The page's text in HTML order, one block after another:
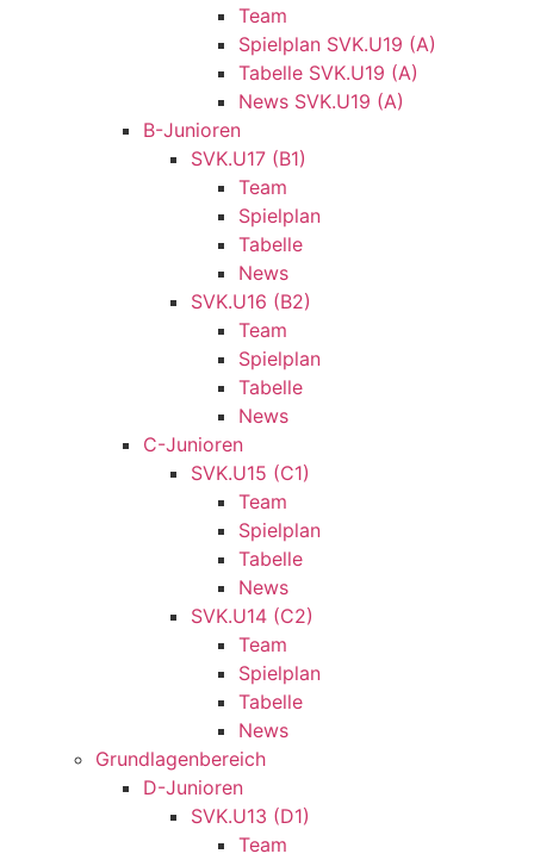
Team
Spielplan SVK.U19 (A)
Tabelle SVK.U19 (A)
News SVK.U19 (A)
B-Junioren
SVK.U17 (B1)
Team
Spielplan
Tabelle
News
SVK.U16 (B2)
Team
Spielplan
Tabelle
News
C-Junioren
SVK.U15 (C1)
Team
Spielplan
Tabelle
News
SVK.U14 (C2)
Team
Spielplan
Tabelle
News
Grundlagenbereich
D-Junioren
SVK.U13 (D1)
Team